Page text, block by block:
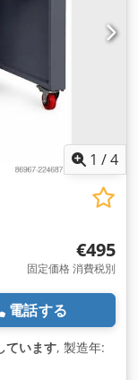
1 /4
€495
固定価格 消費税別
電話する
ています, 製造年: